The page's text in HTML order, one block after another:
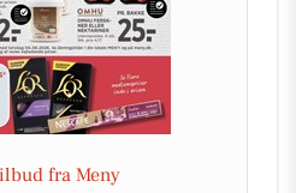
fra Meny